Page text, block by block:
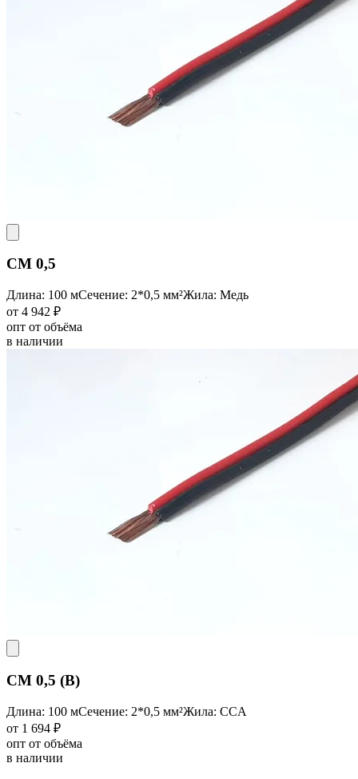
CM 0,5
Длина: 100 мСечение: 2*0,5 мм²Жила: Медь
от 4 942 ₽
опт от объёма
в наличии
CM 0,5 (B)
Длина: 100 мСечение: 2*0,5 мм²Жила: CCA
от 1 694 ₽
опт от объёма
в наличии